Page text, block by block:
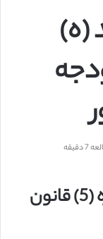
(ه)
آیین نامه اجرایی بند (ه) تبصره (5) قانون